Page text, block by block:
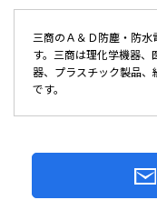
三商のＡ＆Ｄ防塵・防
す。三商は理化学機器
器、プラスチック製品
です。